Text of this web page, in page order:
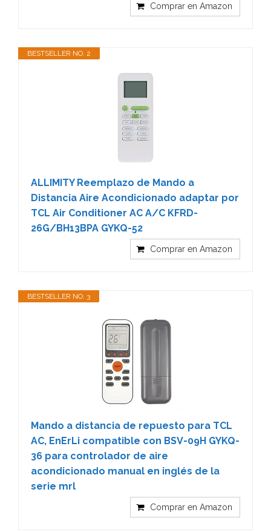
Comprar en Amazon
BESTSELLER NO. 2
ALLIMITY Reemplazo de Mando a
Distancia Aire Acondicionado adaptar por
TCL Air Conditioner AC A/C KFRD-
26G/BH13BPA GYKQ-52
Comprar en Amazon
BESTSELLER NO. 3
Mando a distancia de repuesto para TCL
AC, EnErLi compatible con BSV-09H GYKQ-
36 para controlador de aire
acondicionado manual en inglés de la
serie mrl
Comprar en Amazon